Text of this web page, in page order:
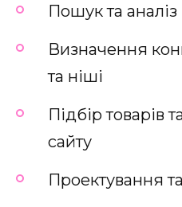
Пошук та
Визначення
та ніші
Підбір товарів
сайту
Проектування